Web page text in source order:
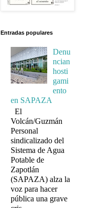
Entradas populares
Denu
ncian
hosti
gami
ento
en SAPAZA
El
Volcán/Guzmán
Personal
sindicalizado del
Sistema de Agua
Potable de
Zapotlán
(SAPAZA) alza la
voz para hacer
pública una grave